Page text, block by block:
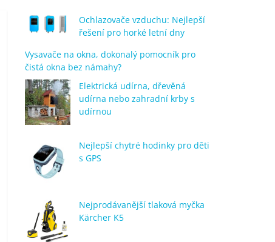
Ochlazovače vzduchu: Nejlepší
řešení pro horké letní dny
Vysavače na okna, dokonalý pomocník pro
čistá okna bez námahy?
Elektrická udírna, dřevěná
udírna nebo zahradní krby s
udírnou
Nejlepší chytré hodinky pro děti
s GPS
Nejprodávanější tlaková myčka
Kärcher K5